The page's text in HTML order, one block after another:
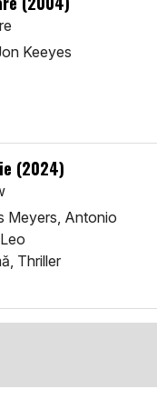
Keeyes
(2024)
Meyers, Antonio
Thriller